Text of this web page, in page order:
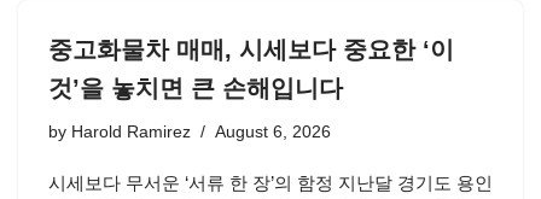
중고화물차 매매, 시세보다 중요한 ‘이
것’을 놓치면 큰 손해입니다
by Harold Ramirez August 6, 2026
시세보다 무서운 ‘서류 한 장’의 함정 지난달 경기도 용인